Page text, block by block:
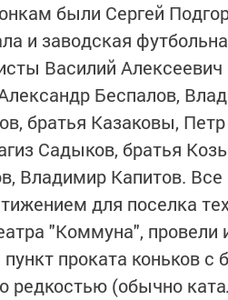
были Сергей
и заводская
Василий
Беспалов,
братья Казаковы,
Садыков, братья
Владимир Капитов.
для поселка
"Коммуна",
пункт проката коньков
редкостью (обычно